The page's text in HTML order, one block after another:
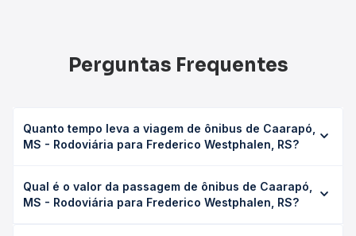
Perguntas Frequentes
Quanto tempo leva a viagem de ônibus de Caarapó,
MS - Rodoviária para Frederico Westphalen, RS?
Frederico Westphalen, RS leva em média 17h 30min,
podendo variar conforme a viação, o tipo de serviço
Qual é o valor da passagem de ônibus de Caarapó,
MS - Rodoviária para Frederico Westphalen, RS?